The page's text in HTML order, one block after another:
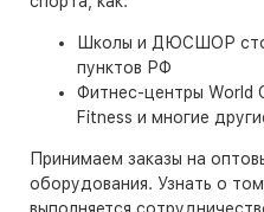
Школы и ДЮСШОР
пунктов РФ
Фитнес-центры World
Fitness и многие
Принимаем заказы на
оборудования. Узнать о
выполняется